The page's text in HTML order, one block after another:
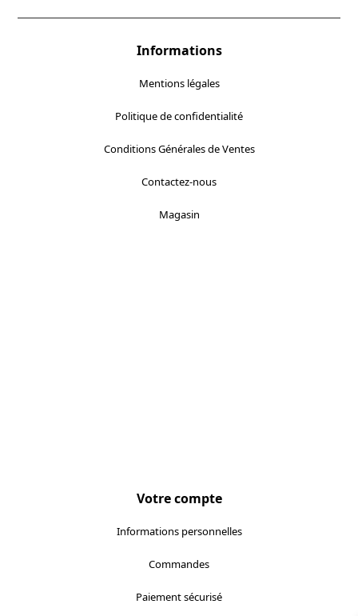
Informations
Mentions légales
Politique de confidentialité
Conditions Générales de Ventes
Contactez-nous
Magasin
Votre compte
Informations personnelles
Commandes
Paiement sécurisé